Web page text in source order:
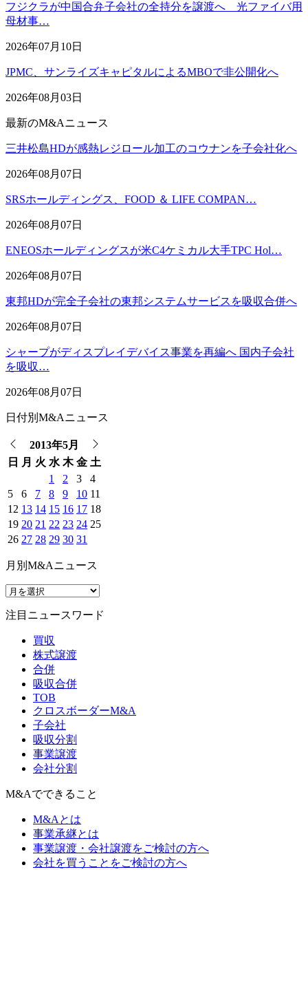
フジクラが中国合弁子会社の全持分を譲渡へ 光ファイバ用
母材事…
2026年07月10日
JPMC、サンライズキャピタルによるMBOで非公開化へ
2026年08月03日
最新のM&Aニュース
三井松島HDが感熱レジロール加工のコウナンを子会社化へ
2026年08月07日
SRSホールディングス、FOOD ＆ LIFE COMPAN…
2026年08月07日
ENEOSホールディングスが米C4ケミカル大手TPC Hol…
2026年08月07日
東邦HDが完全子会社の東邦システムサービスを吸収合併へ
2026年08月07日
シャープがディスプレイデバイス事業を再編へ 国内子会社
を吸収…
2026年08月07日
日付別M&Aニュース
2013年5月
日
月 火 水 木 金 土
1
2 3
4
5
6 7 8 9 10 11
12 13 14 15 16 17 18
19 20 21 22 23 24 25
26 27 28 29 30 31
月別M&Aニュース
注目ニュースワード
買収
株式譲渡
合併
吸収合併
TOB
クロスボーダーM&A
子会社
吸収分割
事業譲渡
会社分割
M&Aでできること
M&Aとは
事業承継とは
事業譲渡・会社譲渡をご検討の方へ
会社を買うことをご検討の方へ